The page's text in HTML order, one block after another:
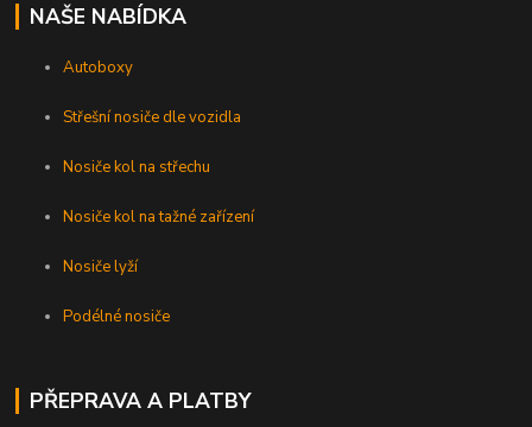
NAŠE NABÍDKA
Autoboxy
Střešní nosiče dle vozidla
Nosiče kol na střechu
Nosiče kol na tažné zařízení
Nosiče lyží
Podélné nosiče
PŘEPRAVA A PLATBY